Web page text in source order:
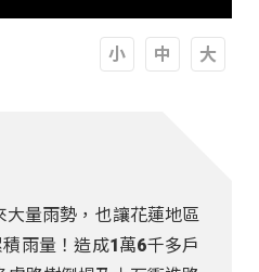
大量雨勢，也讓花蓮地區
雨量！造成1萬6千多戶